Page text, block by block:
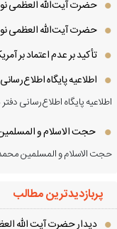
حضرت آیت‌الله العظمی
حضرت آیت‌الله العظمی
تأکید بر عدم اعتماد بر
اطلاعیه پایگاه
اطلاعیه پایگاه اطلاع‌رسانی
حجت الاسلام و
حجت الاسلام و المسلمین
پربازدیدترین مطالب
دیدار حضرت آیت الله